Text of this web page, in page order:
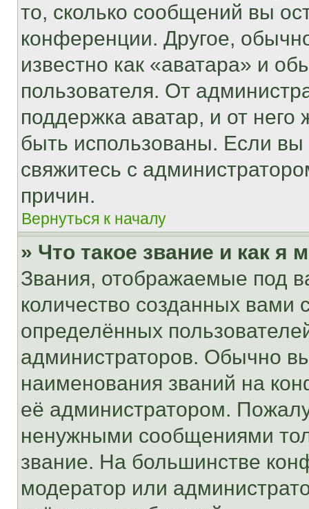
то, сколько сообщений вы
конференции. Другое,
известно как «аватара» и
пользователя. От
поддержка аватар, и от него
быть использованы. Если
свяжитесь с
причин.
Вернуться к началу
» Что такое звание и как я
Звания, отображаемые под
количество созданных
определённых
администраторов. Обычно
наименования званий на
её администратором.
ненужными сообщениями
звание. На большинстве
модератор или